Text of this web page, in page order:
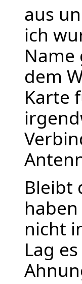
aus
ich
Name
dem
Karte
Bleibt
nicht
Lag